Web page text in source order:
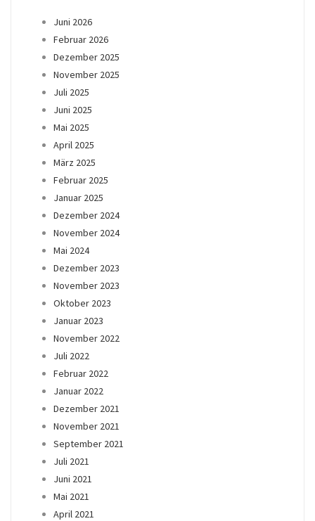
Juni 2026
Februar 2026
Dezember 2025
November 2025
Juli 2025
Juni 2025
Mai 2025
April 2025
März 2025
Februar 2025
Januar 2025
Dezember 2024
November 2024
Mai 2024
Dezember 2023
November 2023
Oktober 2023
Januar 2023
November 2022
Juli 2022
Februar 2022
Januar 2022
Dezember 2021
November 2021
September 2021
Juli 2021
Juni 2021
Mai 2021
April 2021